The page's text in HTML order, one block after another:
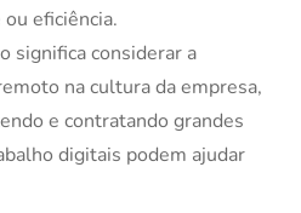
eficiência.
significa considerar a
na cultura da empresa,
e contratando grandes
digitais podem ajudar